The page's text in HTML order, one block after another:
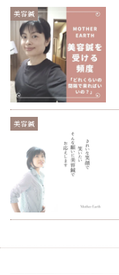
美容鍼
美容鍼